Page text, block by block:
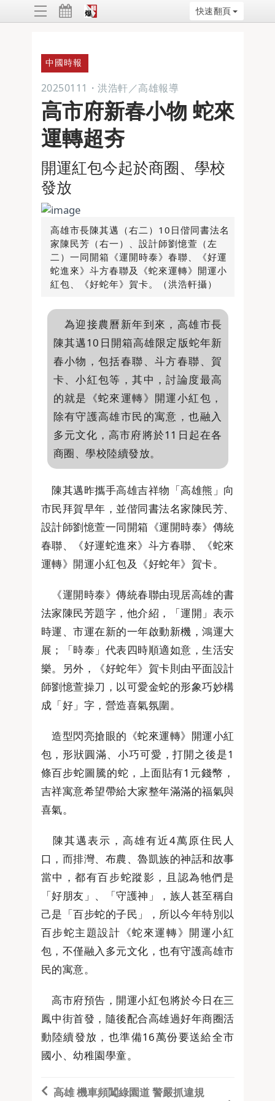
快速翻頁
中國時報
20250111 ・ 洪浩軒／高雄報導
高市府新春小物 蛇來
運轉超夯
開運紅包今起於商圈、學校
發放
高雄市長陳其邁（右二）10日偕同書法名
家陳民芳（右一）、設計師劉憶萱（左
二）一同開箱《運開時泰》春聯、《好運
蛇進來》斗方春聯及《蛇來運轉》開運小
紅包、《好蛇年》賀卡。（洪浩軒攝）
為迎接農曆新年到來，高雄市長
陳其邁10日開箱高雄限定版蛇年新
春小物，包括春聯、斗方春聯、賀
卡、小紅包等，其中，討論度最高
的就是《蛇來運轉》開運小紅包，
除有守護高雄市民的寓意，也融入
多元文化，高市府將於11日起在各
商圈、學校陸續發放。
陳其邁昨攜手高雄吉祥物「高雄熊」向
市民拜賀早年，並偕同書法名家陳民芳、
設計師劉憶萱一同開箱《運開時泰》傳統
春聯、《好運蛇進來》斗方春聯、《蛇來
運轉》開運小紅包及《好蛇年》賀卡。
《運開時泰》傳統春聯由現居高雄的書
法家陳民芳題字，他介紹，「運開」表示
時運、市運在新的一年啟動新機，鴻運大
展；「時泰」代表四時順適如意，生活安
樂。另外，《好蛇年》賀卡則由平面設計
師劉憶萱操刀，以可愛金蛇的形象巧妙構
成「好」字，營造喜氣氛圍。
造型閃亮搶眼的《蛇來運轉》開運小紅
包，形狀圓滿、小巧可愛，打開之後是1
條百步蛇圖騰的蛇，上面貼有1元錢幣，
吉祥寓意希望帶給大家整年滿滿的福氣與
喜氣。
陳其邁表示，高雄有近4萬原住民人
口，而排灣、布農、魯凱族的神話和故事
當中，都有百步蛇蹤影，且認為牠們是
「好朋友」、「守護神」，族人甚至稱自
己是「百步蛇的子民」，所以今年特別以
百步蛇主題設計《蛇來運轉》開運小紅
包，不僅融入多元文化，也有守護高雄市
民的寓意。
高市府預告，開運小紅包將於今日在三
鳳中街首發，隨後配合高雄過好年商圈活
動陸續發放，也準備16萬份要送給全市
國小、幼稚園學童。
高雄 機車頻闖綠園道 警嚴抓違規